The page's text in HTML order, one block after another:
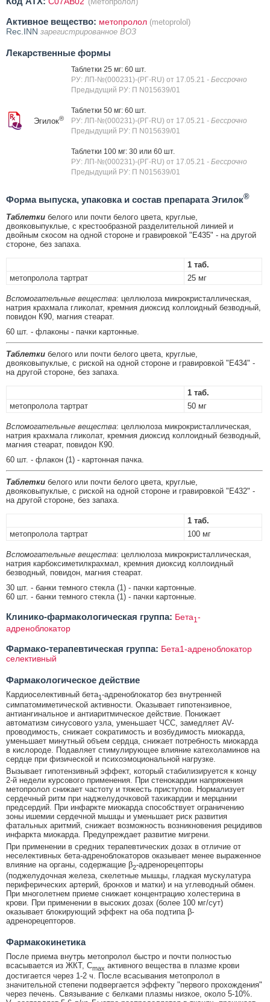
Активное вещество: метопролол (metoprolol)
Rec.INN зарегистрированное ВОЗ
Лекарственные формы
Эгилок®
Таблетки 25 мг: 60 шт.
РУ: ЛП-№(000231)-(РГ-RU) от 17.05.21 - Бессрочно
Предыдущий РУ: П N015639/01
Таблетки 50 мг: 60 шт.
РУ: ЛП-№(000231)-(РГ-RU) от 17.05.21 - Бессрочно
Предыдущий РУ: П N015639/01
Таблетки 100 мг: 30 или 60 шт.
РУ: ЛП-№(000231)-(РГ-RU) от 17.05.21 - Бессрочно
Предыдущий РУ: П N015639/01
Форма выпуска, упаковка и состав препарата Эгилок®
Таблетки белого или почти белого цвета, круглые,
двояковыпуклые, с крестообразной разделительной линией и
двойным скосом на одной стороне и гравировкой "Е435" - на другой
стороне, без запаха.
1 таб.
метопролола тартрат
25 мг
Вспомогательные вещества: целлюлоза микрокристаллическая,
натрия крахмала гликолат, кремния диоксид коллоидный безводный,
повидон К90, магния стеарат.
60 шт. - флаконы - пачки картонные.
Таблетки белого или почти белого цвета, круглые,
двояковыпуклые, с риской на одной стороне и гравировкой "Е434" -
на другой стороне, без запаха.
1 таб.
метопролола тартрат
50 мг
Вспомогательные вещества: целлюлоза микрокристаллическая,
натрия крахмала гликолат, кремния диоксид коллоидный безводный,
магния стеарат, повидон К90.
60 шт. - флакон (1) - картонная пачка.
Таблетки белого или почти белого цвета, круглые,
двояковыпуклые, с риской на одной стороне и гравировкой "Е432" -
на другой стороне, без запаха.
1 таб.
метопролола тартрат
100 мг
Вспомогательные вещества: целлюлоза микрокристаллическая,
натрия карбоксиметилкрахмал, кремния диоксид коллоидный
безводный, повидон, магния стеарат.
30 шт. - банки темного стекла (1) - пачки картонные.
60 шт. - банки темного стекла (1) - пачки картонные.
Клинико-фармакологическая группа: Бета1 -
адреноблокатор
Фармако-терапевтическая группа: Бета1-адреноблокатор
селективный
Фармакологическое действие
Кардиоселективный бета1-адреноблокатор без внутренней
симпатомиметической активности. Оказывает гипотензивное,
антиангинальное и антиаритмическое действие. Понижает
автоматизм синусового узла, уменьшает ЧСС, замедляет AV-
проводимость, снижает сократимость и возбудимость миокарда,
уменьшает минутный объем сердца, снижает потребность миокарда
в кислороде. Подавляет стимулирующее влияние катехоламинов на
сердце при физической и психоэмоциональной нагрузке.
Вызывает гипотензивный эффект, который стабилизируется к концу
2-й недели курсового применения. При стенокардии напряжения
метопролол снижает частоту и тяжесть приступов. Нормализует
сердечный ритм при наджелудочковой тахикардии и мерцании
предсердий. При инфаркте миокарда способствует ограничению
зоны ишемии сердечной мышцы и уменьшает риск развития
фатальных аритмий, снижает возможность возникновения рецидивов
инфаркта миокарда. Предупреждает развитие мигрени.
При применении в средних терапевтических дозах в отличие от
неселективных бета-адреноблокаторов оказывает менее выраженное
влияние на органы, содержащие β2-адренорецепторы
(поджелудочная железа, скелетные мышцы, гладкая мускулатура
периферических артерий, бронхов и матки) и на углеводный обмен.
При многолетнем приеме снижает концентрацию холестерина в
крови. При применении в высоких дозах (более 100 мг/сут)
оказывает блокирующий эффект на оба подтипа β-
адренорецепторов.
Фармакокинетика
После приема внутрь метопролол быстро и почти полностью
всасывается из ЖКТ, Cmax активного вещества в плазме крови
достигается через 1-2 ч. После всасывания метопролол в
значительной степени подвергается эффекту "первого прохождения"
через печень. Связывание с белками плазмы низкое, около 5-10%.